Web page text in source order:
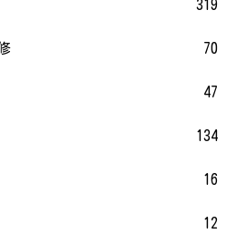
319
70
47
134
16
12